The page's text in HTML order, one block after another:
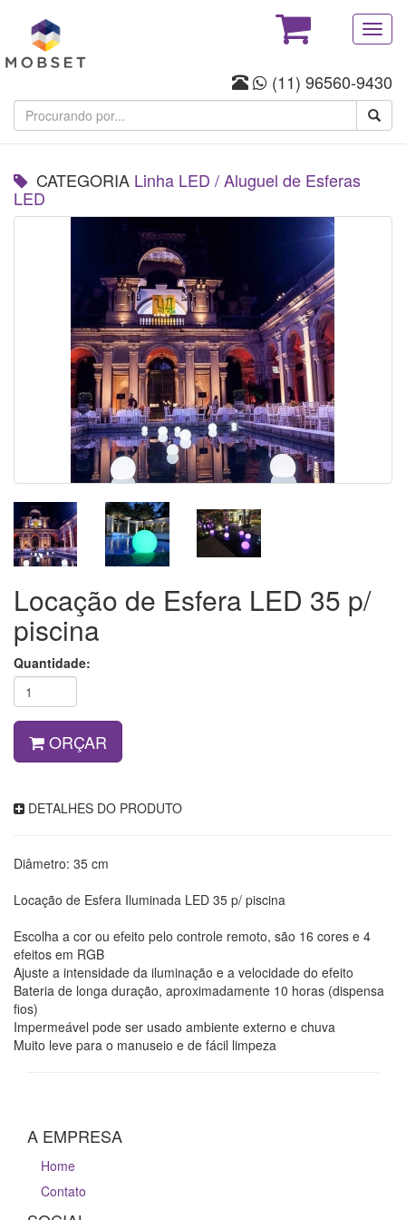
(11) 96560-9430
CATEGORIA Linha LED /Aluguel de Esferas
LED
Locação de Esfera LED 35 p/
piscina
Quantidade:
ORÇAR
DETALHES DO PRODUTO
Diâmetro: 35 cm
Locação de Esfera Iluminada LED 35 p/ piscina
Escolha a cor ou efeito pelo controle remoto, são 16 cores e 4
efeitos em RGB
Ajuste a intensidade da iluminação e a velocidade do efeito
Bateria de longa duração, aproximadamente 10 horas (dispensa
fios)
Impermeável pode ser usado ambiente externo e chuva
Muito leve para o manuseio e de fácil limpeza
A EMPRESA
Home
Contato